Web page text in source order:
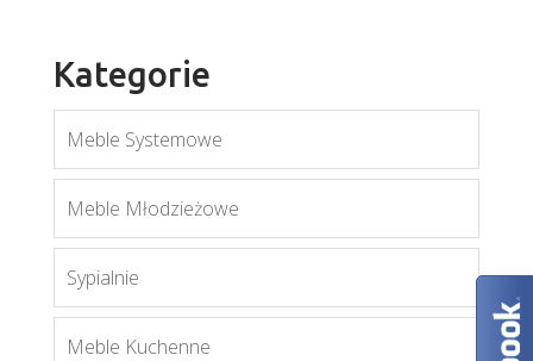
Kategorie
Meble Systemowe
Meble Młodzieżowe
Sypialnie
Meble Kuchenne